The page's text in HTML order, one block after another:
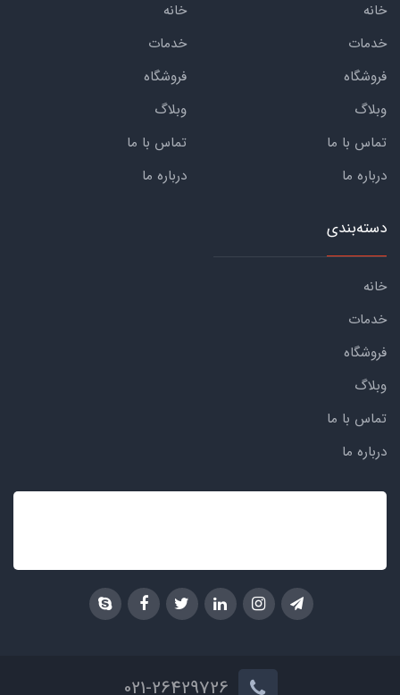
خانه
خدمات
فروشگاه
وبلاگ
تماس با ما
درباره ما
خانه
خدمات
فروشگاه
وبلاگ
تماس با ما
درباره ما
دسته‌بندی
خانه
خدمات
فروشگاه
وبلاگ
تماس با ما
درباره ما